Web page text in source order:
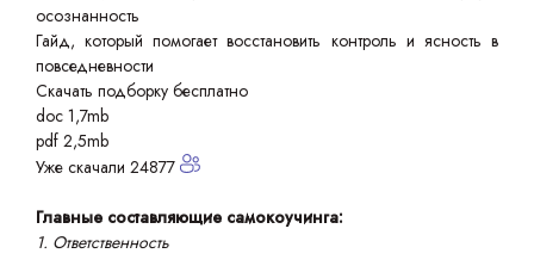
осознанность
Гайд, который помогает восстановить контроль и ясность в
повседневности
Скачать подборку бесплатно
doc 1,7mb
pdf 2,5mb
Уже скачали 24877
Главные составляющие самокоучинга:
1. Ответственность